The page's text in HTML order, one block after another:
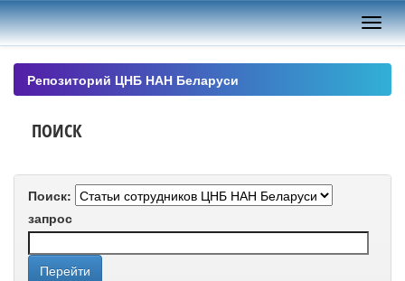
Skip
navigation
Репозиторий ЦНБ НАН Беларуси
ПОИСК
Поиск:
запрос